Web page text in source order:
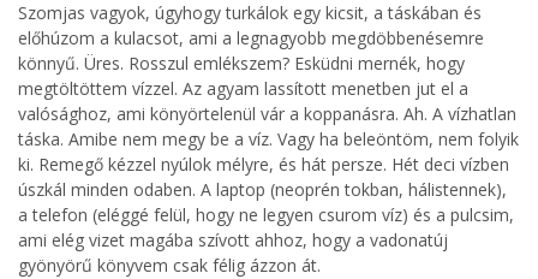
Szomjas vagyok, úgyhogy turkálok egy kicsit, a táskában és
előhúzom a kulacsot, ami a legnagyobb megdöbbenésemre
könnyű. Üres. Rosszul emlékszem? Esküdni mernék, hogy
megtöltöttem vízzel. Az agyam lassított menetben jut el a
valósághoz, ami könyörtelenül vár a koppanásra. Ah. A vízhatlan
táska. Amibe nem megy be a víz. Vagy ha beleöntöm, nem folyik
ki. Remegő kézzel nyúlok mélyre, és hát persze. Hét deci vízben
úszkál minden odaben. A laptop (neoprén tokban, hálistennek),
a telefon (eléggé felül, hogy ne legyen csurom víz) és a pulcsim,
ami elég vizet magába szívott ahhoz, hogy a vadonatúj
gyönyörű könyvem csak félig ázzon át.